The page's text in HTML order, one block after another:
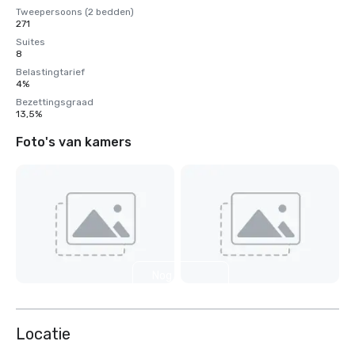
Tweepersoons (2 bedden)
271
Suites
8
Belastingtarief
4%
Bezettingsgraad
13,5%
Foto's van kamers
Locatie